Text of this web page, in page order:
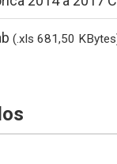
(.xls 681,50